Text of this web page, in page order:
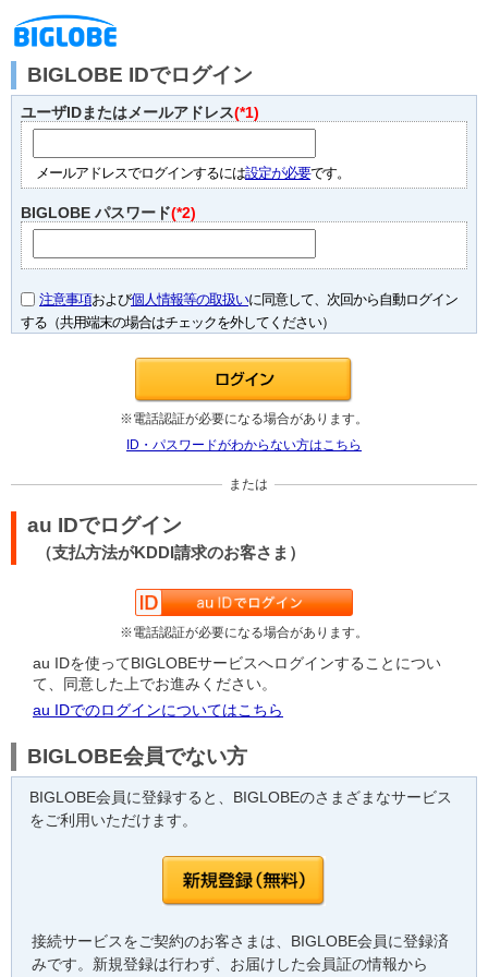
BIGLOBE IDでログイン
ユーザIDまたはメールアドレス(*1)
メールアドレスでログインするには設定が必要です。
BIGLOBE パスワード(*2)
注意事項および個人情報等の取扱いに同意して、次回から自動ログイン
する（共用端末の場合はチェックを外してください）
※電話認証が必要になる場合があります。
ID・パスワードがわからない方はこちら
または
au IDでログイン
（支払方法がKDDI請求のお客さま）
※電話認証が必要になる場合があります。
au IDを使ってBIGLOBEサービスへログインすることについ
て、同意した上でお進みください。
au IDでのログインについてはこちら
BIGLOBE会員でない方
BIGLOBE会員に登録すると、BIGLOBEのさまざまなサービス
をご利用いただけます。
接続サービスをご契約のお客さまは、BIGLOBE会員に登録済
みです。新規登録は行わず、お届けした会員証の情報から